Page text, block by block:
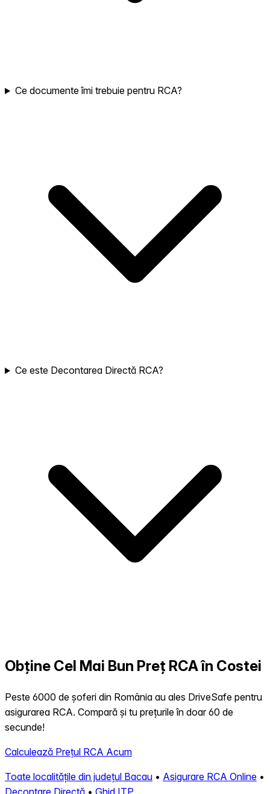
Ce documente îmi trebuie pentru RCA?
Ce este Decontarea Directă RCA?
Obține Cel Mai Bun Preț RCA în Costei
Peste 6000 de șoferi din România au ales DriveSafe pentru
asigurarea RCA. Compară și tu prețurile în doar 60 de
secunde!
Calculează Prețul RCA Acum
Toate localitățile din județul Bacau • Asigurare RCA Online •